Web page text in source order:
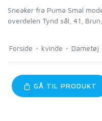
Sneaker fra Puma Smal
overdelen Tynd sål, 41, Brun,
Forside kvinde Dametøj
GÅ TIL PRODUKT